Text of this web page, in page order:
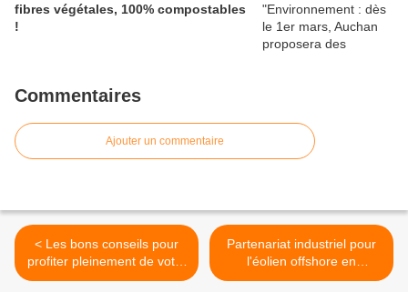
fibres végétales, 100% compostables
!
Commentaires
Ajouter un commentaire
< Les bons conseils pour
profiter pleinement de votre
jardin
Partenariat industriel pour
l'éolien offshore en
Allemagne >